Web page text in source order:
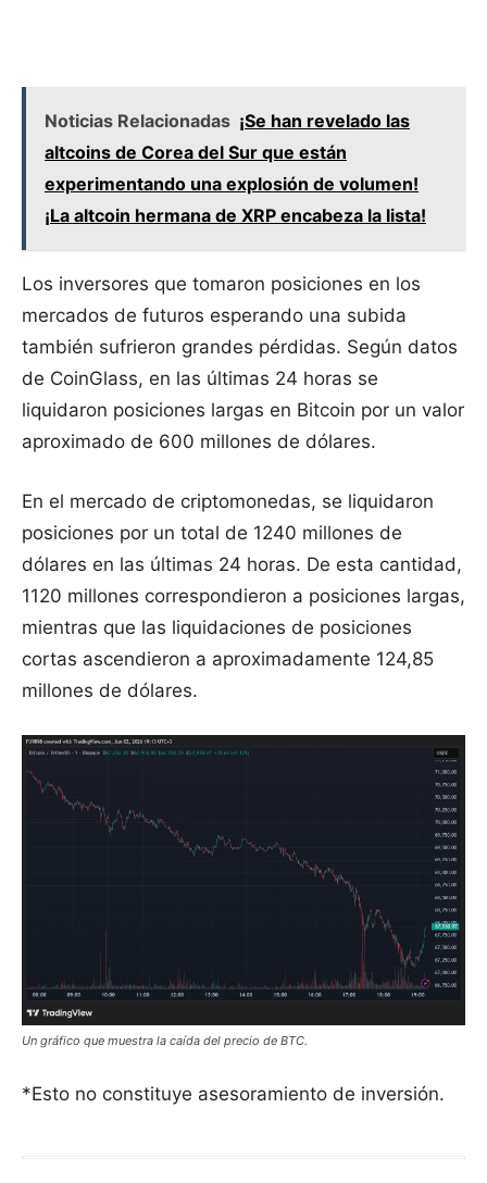
Noticias Relacionadas ¡Se han revelado las
altcoins de Corea del Sur que están
experimentando una explosión de volumen!
¡La altcoin hermana de XRP encabeza la lista!
Los inversores que tomaron posiciones en los
mercados de futuros esperando una subida
también sufrieron grandes pérdidas. Según datos
de CoinGlass, en las últimas 24 horas se
liquidaron posiciones largas en Bitcoin por un valor
aproximado de 600 millones de dólares.
En el mercado de criptomonedas, se liquidaron
posiciones por un total de 1240 millones de
dólares en las últimas 24 horas. De esta cantidad,
1120 millones correspondieron a posiciones largas,
mientras que las liquidaciones de posiciones
cortas ascendieron a aproximadamente 124,85
millones de dólares.
Un gráfico que muestra la caída del precio de BTC.
*Esto no constituye asesoramiento de inversión.